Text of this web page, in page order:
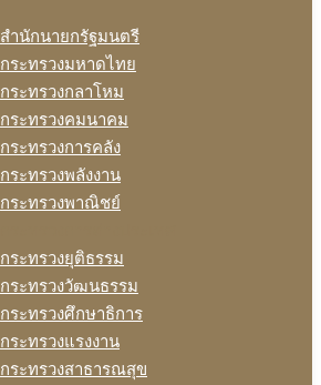
สํานักนายกรัฐมนตรี
กระทรวงมหาดไทย
กระทรวงกลาโหม
กระทรวงคมนาคม
กระทรวงการคลัง
กระทรวงพลังงาน
กระทรวงพาณิชย์
กระทรวงยุติธรรม
กระทรวงวัฒนธรรม
กระทรวงศึกษาธิการ
กระทรวงแรงงาน
กระทรวงสาธารณสุข